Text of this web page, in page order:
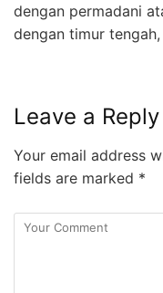
dengan permadani
dengan timur
Leave a Reply
Your email address
fields are marked *